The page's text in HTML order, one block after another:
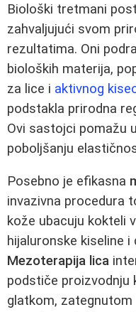
Biološki tretmani
zahvaljujući svom
rezultatima. Oni
bioloških materija,
za lice i aktivnog
podstakla prirodna
Ovi sastojci pomažu
poboljšanju
Posebno je efikasna
invazivna procedura
kože ubacuju kokteli
hijaluronske kiseline
Mezoterapija lica
podstiče proizvodnju
glatkom,